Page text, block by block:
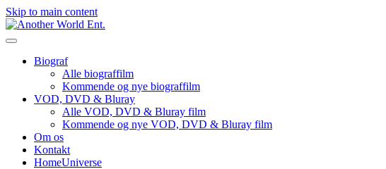
Skip to main content
Biograf
Alle biograffilm
Kommende og nye biograffilm
VOD, DVD & Bluray
Alle VOD, DVD & Bluray film
Kommende og nye VOD, DVD & Bluray film
Om os
Kontakt
HomeUniverse